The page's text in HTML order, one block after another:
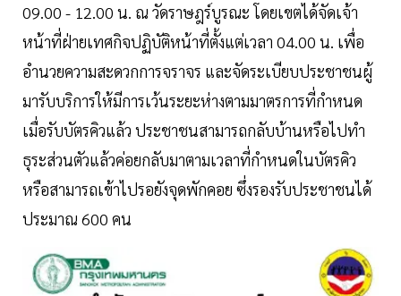
09.00 - 12.00 น. ณ วัดราษฎร์บูรณะ โดยเขตได้จัดเจ้า
หน้าที่ฝ่ายเทศกิจปฏิบัติหน้าที่ตั้งแต่เวลา 04.00 น. เพื่อ
อำนวยความสะดวกการจราจร และจัดระเบียบประชาชนผู้
มารับบริการให้มีการเว้นระยะห่างตามมาตรการที่กำหนด
เมื่อรับบัตรคิวแล้ว ประชาชนสามารถกลับบ้านหรือไปทำ
ธุระส่วนตัวแล้วค่อยกลับมาตามเวลาที่กำหนดในบัตรคิว
หรือสามารถเข้าไปรอยังจุดพักคอย ซึ่งรองรับประชาชนได้
ประมาณ 600 คน